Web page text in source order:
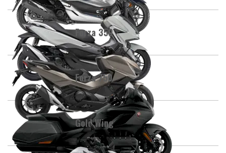
Forza 350
Forza 750
Gold Wing